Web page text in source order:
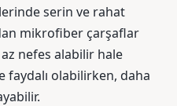
serin ve rahat
mikrofiber çarşaflar
az nefes alabilir hale
faydalı olabilirken, daha